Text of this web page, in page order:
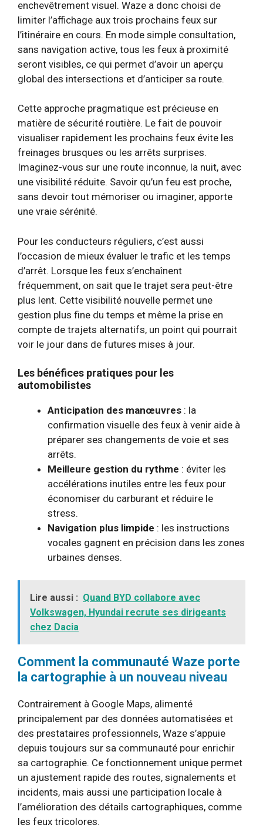
enchevêtrement visuel. Waze a donc choisi de
limiter l’affichage aux trois prochains feux sur
l’itinéraire en cours. En mode simple consultation,
sans navigation active, tous les feux à proximité
seront visibles, ce qui permet d’avoir un aperçu
global des intersections et d’anticiper sa route.
Cette approche pragmatique est précieuse en
matière de sécurité routière. Le fait de pouvoir
visualiser rapidement les prochains feux évite les
freinages brusques ou les arrêts surprises.
Imaginez-vous sur une route inconnue, la nuit, avec
une visibilité réduite. Savoir qu’un feu est proche,
sans devoir tout mémoriser ou imaginer, apporte
une vraie sérénité.
Pour les conducteurs réguliers, c’est aussi
l’occasion de mieux évaluer le trafic et les temps
d’arrêt. Lorsque les feux s’enchaînent
fréquemment, on sait que le trajet sera peut-être
plus lent. Cette visibilité nouvelle permet une
gestion plus fine du temps et même la prise en
compte de trajets alternatifs, un point qui pourrait
voir le jour dans de futures mises à jour.
Les bénéfices pratiques pour les
automobilistes
Anticipation des manœuvres : la
confirmation visuelle des feux à venir aide à
préparer ses changements de voie et ses
arrêts.
Meilleure gestion du rythme : éviter les
accélérations inutiles entre les feux pour
économiser du carburant et réduire le
stress.
Navigation plus limpide : les instructions
vocales gagnent en précision dans les zones
urbaines denses.
Lire aussi : Quand BYD collabore avec
Volkswagen, Hyundai recrute ses dirigeants
chez Dacia
Comment la communauté Waze porte
la cartographie à un nouveau niveau
Contrairement à Google Maps, alimenté
principalement par des données automatisées et
des prestataires professionnels, Waze s’appuie
depuis toujours sur sa communauté pour enrichir
sa cartographie. Ce fonctionnement unique permet
un ajustement rapide des routes, signalements et
incidents, mais aussi une participation locale à
l’amélioration des détails cartographiques, comme
les feux tricolores.